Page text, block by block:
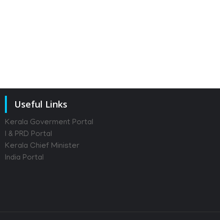
Useful Links
Kerala Goverment Portal
I & PRD Portal
Kerala Chief Minister
India Portal